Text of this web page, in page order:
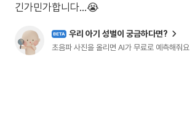
긴가민가합니다...😭
BETA 우리 아기 성별이 궁금하다면?
초음파 사진을 올리면 AI가 무료로 예측해줘요